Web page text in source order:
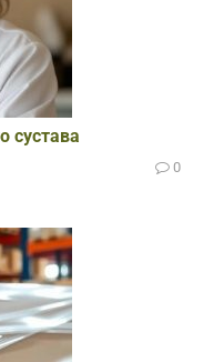
сустава
0